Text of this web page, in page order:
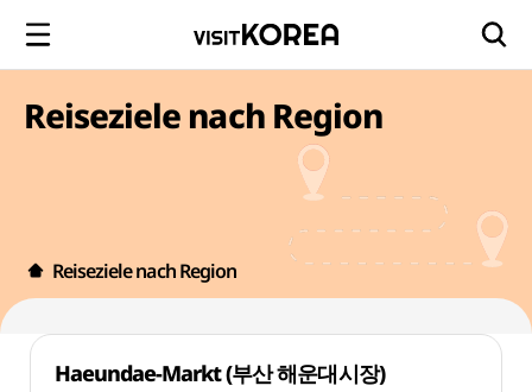
Reiseziele nach Region
Reiseziele nach Region
Haeundae-Markt (부산 해운대시장)